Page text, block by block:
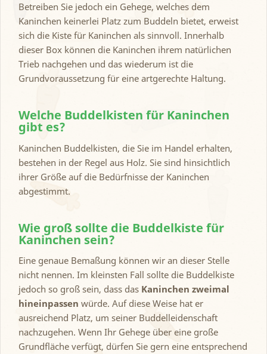
Betreiben Sie jedoch ein Gehege, welches dem
Kaninchen keinerlei Platz zum Buddeln bietet, erweist
sich die Kiste für Kaninchen als sinnvoll. Innerhalb
dieser Box können die Kaninchen ihrem natürlichen
Trieb nachgehen und das wiederum ist die
Grundvoraussetzung für eine artgerechte Haltung.
Welche Buddelkisten für Kaninchen
gibt es?
Kaninchen Buddelkisten, die Sie im Handel erhalten,
bestehen in der Regel aus Holz. Sie sind hinsichtlich
ihrer Größe auf die Bedürfnisse der Kaninchen
abgestimmt.
Wie groß sollte die Buddelkiste für
Kaninchen sein?
Eine genaue Bemaßung können wir an dieser Stelle
nicht nennen. Im kleinsten Fall sollte die Buddelkiste
jedoch so groß sein, dass das Kaninchen zweimal
hineinpassen würde. Auf diese Weise hat er
ausreichend Platz, um seiner Buddelleidenschaft
nachzugehen. Wenn Ihr Gehege über eine große
Grundfläche verfügt, dürfen Sie gern eine entsprechend